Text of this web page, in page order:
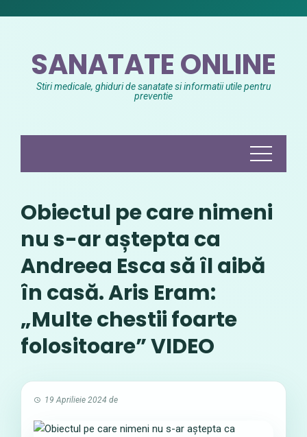
SANATATE ONLINE
Stiri medicale, ghiduri de sanatate si informatii utile pentru
preventie
Obiectul pe care nimeni
nu s-ar aștepta ca
Andreea Esca să îl aibă
în casă. Aris Eram:
„Multe chestii foarte
folositoare” VIDEO
19 Aprilieie 2024 de